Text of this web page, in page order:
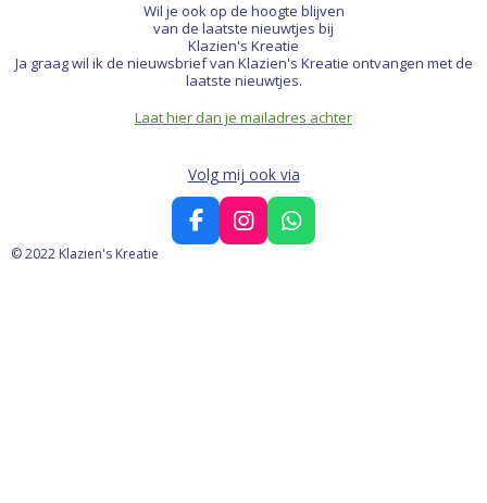
Wil je ook op de hoogte blijven
van de laatste nieuwtjes bij
Klazien's Kreatie
Ja graag wil ik de nieuwsbrief van Klazien's Kreatie ontvangen met de
laatste nieuwtjes.
Laat hier dan je mailadres achter
Volg mij ook via
F
a
I
n
W
h
© 2022 Klazien's Kreatie